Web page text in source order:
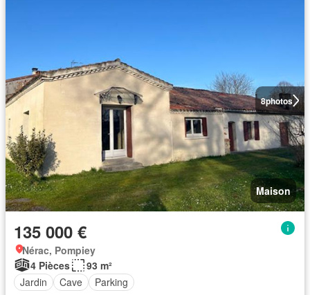
8photos
Maison
135 000 €
Nérac, Pompiey
4 Pièces
93 m²
Jardin
Cave Parking